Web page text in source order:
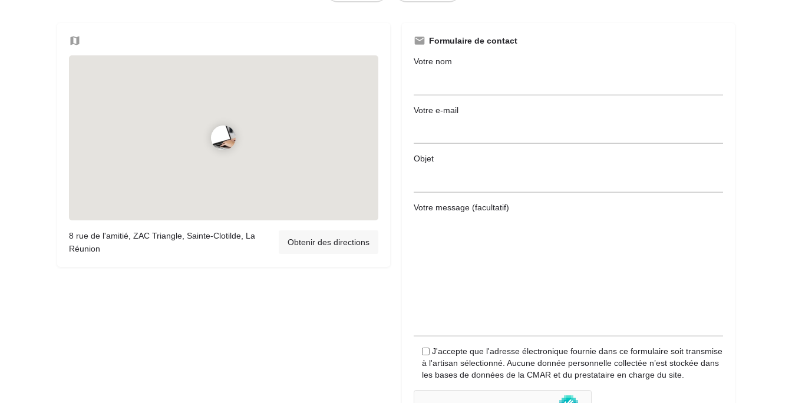
8 rue de l'amitié, ZAC Triangle, Sainte-Clotilde, La
Réunion
Obtenir des directions
Formulaire de contact
Votre nom
Votre e-mail
Objet
Votre message (facultatif)
J'accepte que l'adresse électronique fournie dans ce formulaire soit transmise
à l'artisan sélectionné. Aucune donnée personnelle collectée n’est stockée dans
les bases de données de la CMAR et du prestataire en charge du site.